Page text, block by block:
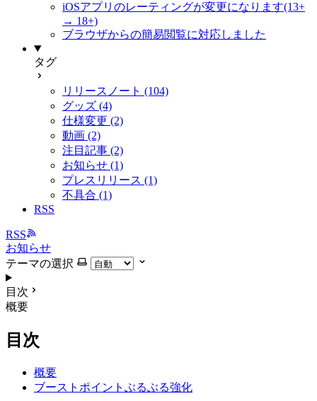
iOSアプリのレーティングが変更になります(13+
→ 18+)
ブラウザからの簡易閲覧に対応しました
タグ
リリースノート (104)
グッズ (4)
仕様変更 (2)
動画 (2)
注目記事 (2)
お知らせ (1)
プレスリリース (1)
不具合 (1)
RSS
RSS
お知らせ
テーマの選択
目次
概要
目次
概要
ブーストポイントぶるぶる強化